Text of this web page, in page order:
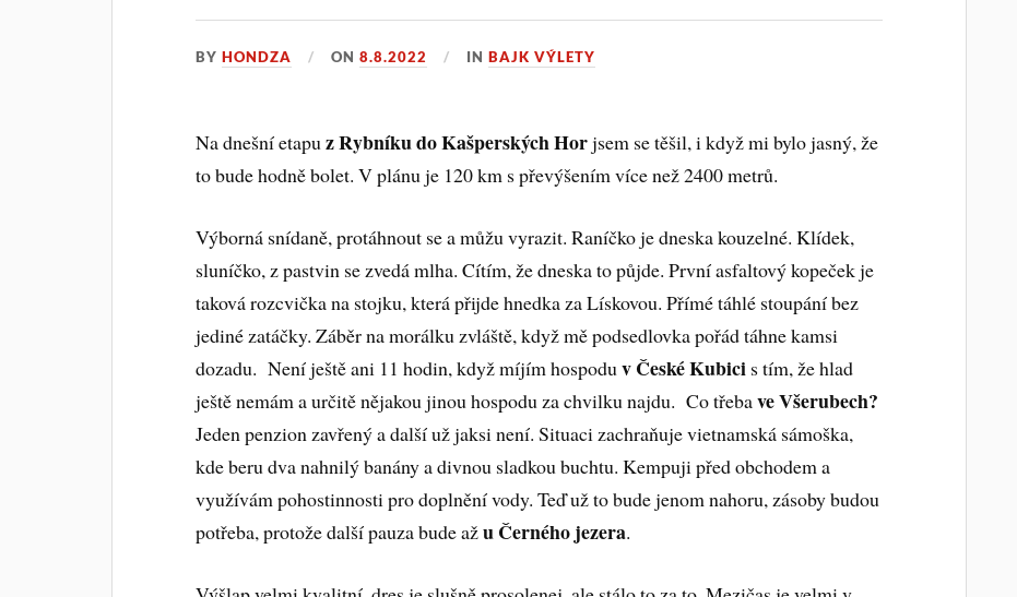
BYHONDZA ON8.8.2022 INBAJK VÝLETY
Na dnešní etapuz Rybníku do Kašperských Horjsem se těšil, i když mi bylo jasný, že
to bude hodně bolet. V plánu je 120 km s převýšením více než 2400 metrů.
Výborná snídaně, protáhnout se a můžu vyrazit. Raníčko je dneska kouzelné. Klídek,
sluníčko, z pastvin se zvedá mlha. Cítím, že dneska to půjde. První asfaltový kopeček je
taková rozcvička na stojku, která přijde hnedka za Lískovou. Přímé táhlé stoupání bez
jediné zatáčky. Záběr na morálku zvláště, když mě podsedlovka pořád táhne kamsi
dozadu. Není ještě ani 11 hodin, když míjím hospodu v České Kubici s tím, že hlad
ještě nemám a určitě nějakou jinou hospodu za chvilku najdu. Co třebave Všerubech?
Jeden penzion zavřený a další už jaksi není. Situaci zachraňuje vietnamská sámoška,
kde beru dva nahnilý banány a divnou sladkou buchtu. Kempuji před obchodem a
využívám pohostinnosti pro doplnění vody. Teď už to bude jenom nahoru, zásoby budou
potřeba, protože další pauza bude ažu Černého jezera.